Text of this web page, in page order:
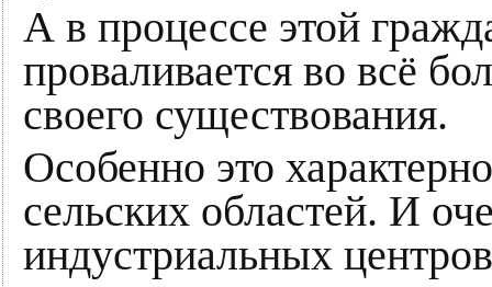
А в процессе этой
проваливается во всё
своего существования.
Особенно это
сельских областей. И
индустриальных